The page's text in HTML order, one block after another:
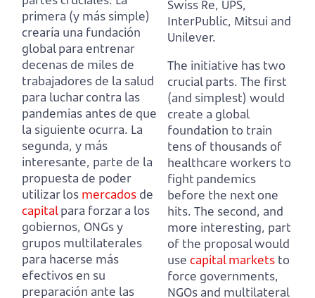
primera (y más simple)
crearía una fundación
global para entrenar
decenas de miles de
trabajadores de la salud
para luchar contra las
pandemias antes de que
la siguiente ocurra. La
segunda, y más
interesante, parte de la
propuesta de poder
utilizar los mercados de
capitalpara forzar a los
gobiernos, ONGs y
grupos multilaterales
para hacerse más
efectivos en su
preparación ante las
Swiss Re, UPS,
InterPublic, Mitsui and
Unilever.
The initiative has two
crucial parts. The first
(and simplest) would
create a global
foundation to train
tens of thousands of
healthcare workers to
fight pandemics
before the next one
hits. The second, and
more interesting, part
of the proposal would
use capital markets to
force governments,
NGOs and multilateral